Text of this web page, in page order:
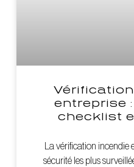
entreprise
checklist
La vérification incendie
sécurité les plus